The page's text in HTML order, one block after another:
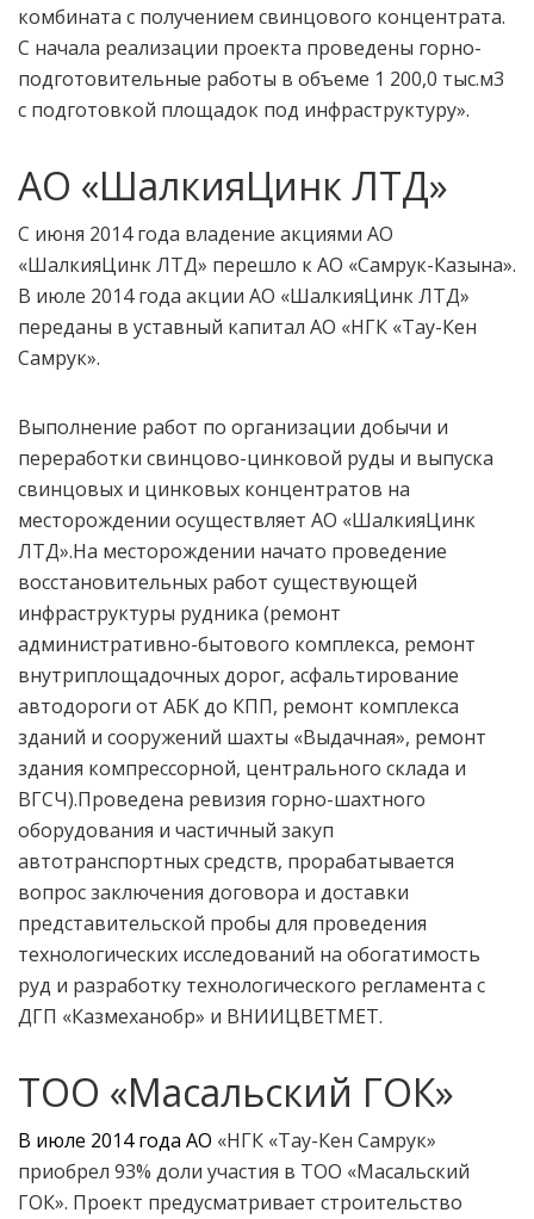
комбината с получением свинцового концентрата.
С начала реализации проекта проведены горно-
подготовительные работы в объеме 1 200,0 тыс.м3
с подготовкой площадок под инфраструктуру».
АО «ШалкияЦинк ЛТД»
С июня 2014 года владение акциями АО
«ШалкияЦинк ЛТД» перешло к АО «Самрук-Казына».
В июле 2014 года акции АО «ШалкияЦинк ЛТД»
переданы в уставный капитал АО «НГК «Тау-Кен
Самрук».
Выполнение работ по организации добычи и
переработки свинцово-цинковой руды и выпуска
свинцовых и цинковых концентратов на
месторождении осуществляет АО «ШалкияЦинк
ЛТД».На месторождении начато проведение
восстановительных работ существующей
инфраструктуры рудника (ремонт
административно-бытового комплекса, ремонт
внутриплощадочных дорог, асфальтирование
автодороги от АБК до КПП, ремонт комплекса
зданий и сооружений шахты «Выдачная», ремонт
здания компрессорной, центрального склада и
ВГСЧ).Проведена ревизия горно-шахтного
оборудования и частичный закуп
автотранспортных средств, прорабатывается
вопрос заключения договора и доставки
представительской пробы для проведения
технологических исследований на обогатимость
руд и разработку технологического регламента с
ДГП «Казмеханобр» и ВНИИЦВЕТМЕТ.
ТОО «Масальский ГОК»
В июле 2014 года АО «НГК «Тау-Кен Самрук»
приобрел 93% доли участия в ТОО «Масальский
ГОК». Проект предусматривает строительство